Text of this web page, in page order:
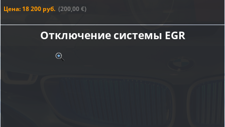
Цена: 18 200 руб. (200,00 €)
Отключение системы EGR